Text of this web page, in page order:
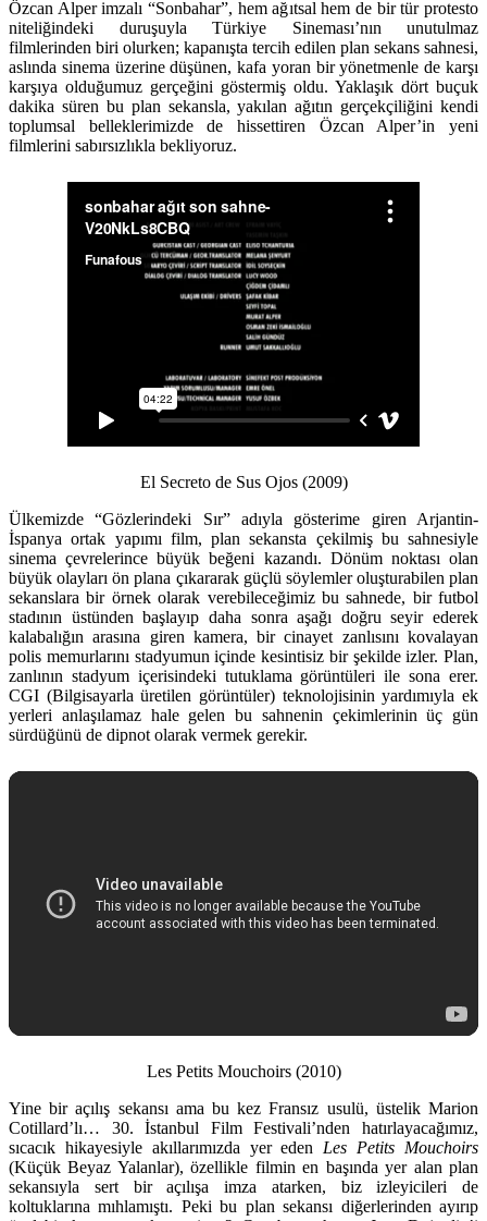
Özcan Alper imzalı “Sonbahar”, hem ağıtsal hem de bir tür protesto
niteliğindeki duruşuyla Türkiye Sineması’nın unutulmaz
filmlerinden biri olurken; kapanışta tercih edilen plan sekans sahnesi,
aslında sinema üzerine düşünen, kafa yoran bir yönetmenle de karşı
karşıya olduğumuz gerçeğini göstermiş oldu. Yaklaşık dört buçuk
dakika süren bu plan sekansla, yakılan ağıtın gerçekçiliğini kendi
toplumsal belleklerimizde de hissettiren Özcan Alper’in yeni
filmlerini sabırsızlıkla bekliyoruz.
El Secreto de Sus Ojos (2009)
Ülkemizde “Gözlerindeki Sır” adıyla gösterime giren Arjantin-
İspanya ortak yapımı film, plan sekansta çekilmiş bu sahnesiyle
sinema çevrelerince büyük beğeni kazandı. Dönüm noktası olan
büyük olayları ön plana çıkararak güçlü söylemler oluşturabilen plan
sekanslara bir örnek olarak verebileceğimiz bu sahnede, bir futbol
stadının üstünden başlayıp daha sonra aşağı doğru seyir ederek
kalabalığın arasına giren kamera, bir cinayet zanlısını kovalayan
polis memurlarını stadyumun içinde kesintisiz bir şekilde izler. Plan,
zanlının stadyum içerisindeki tutuklama görüntüleri ile sona erer.
CGI (Bilgisayarla üretilen görüntüler) teknolojisinin yardımıyla ek
yerleri anlaşılamaz hale gelen bu sahnenin çekimlerinin üç gün
sürdüğünü de dipnot olarak vermek gerekir.
Les Petits Mouchoirs (2010)
Yine bir açılış sekansı ama bu kez Fransız usulü, üstelik Marion
Cotillard’lı… 30. İstanbul Film Festivali’nden hatırlayacağımız,
sıcacık hikayesiyle akıllarımızda yer eden Les Petits Mouchoirs
(Küçük Beyaz Yalanlar), özellikle filmin en başında yer alan plan
sekansıyla sert bir açılışa imza atarken, biz izleyicileri de
koltuklarına mıhlamıştı. Peki bu plan sekansı diğerlerinden ayırıp